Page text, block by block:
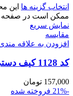
انتخاب گزینه ها این
ممکن است در صفحه
نمایش سریع
مقايسه
افزودن به علاقه
کد 1128 کیف دستی دوشی زنانه هرمس hermes
157,000 تومان
-21%
فروخته شده